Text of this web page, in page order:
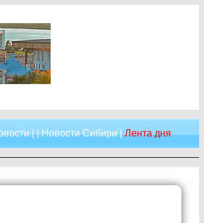
| |Новости Сибири|Лента дня